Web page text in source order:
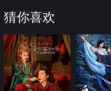
猜你喜欢